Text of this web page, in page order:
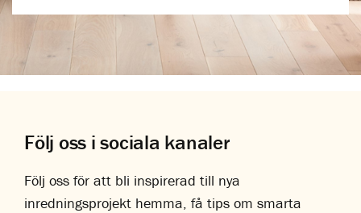
Följ oss i sociala kanaler
Följ oss för att bli inspirerad till nya
inredningsprojekt hemma, få tips om smarta